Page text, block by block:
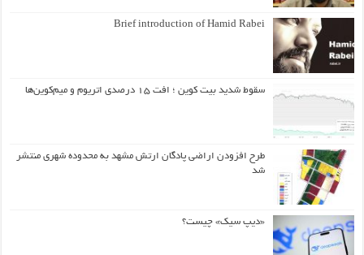
Brief introduction of Hamid Rabei
سقوط شدید بیت کوین ؛ افت ۱۵ درصدی اتریوم و میم‌کوین‌ها
طرح افزودن اراضی پادگان ارتش مشهد به محدوده شهری منتشر
شد
«دیپ سیک» چیست؟